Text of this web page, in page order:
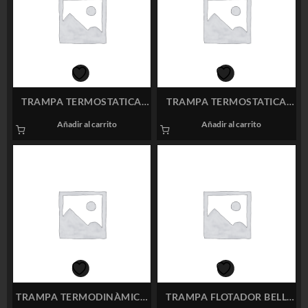
TRAMPA TERMOSTATICA
Añadir al carrito
TRAMPA TERMOSTATICA
Añadir al carrito
TRAMPA TERMODINÀMICA
TRAMPA FLOTADOR BELL